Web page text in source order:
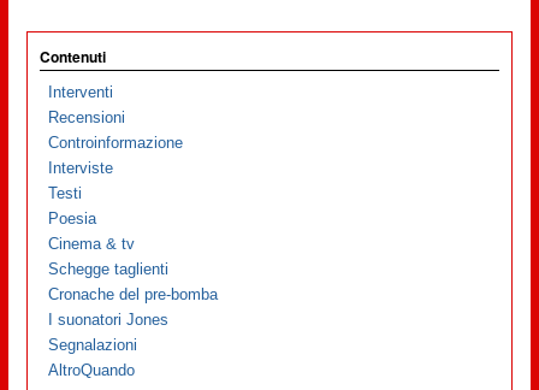
Contenuti
Interventi
Recensioni
Controinformazione
Interviste
Testi
Poesia
Cinema & tv
Schegge taglienti
Cronache del pre-bomba
I suonatori Jones
Segnalazioni
AltroQuando